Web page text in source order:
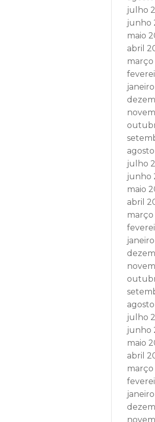
julho
junho
maio
abril
março
julho
junho
maio
abril
março
julho
junho
maio
abril
março